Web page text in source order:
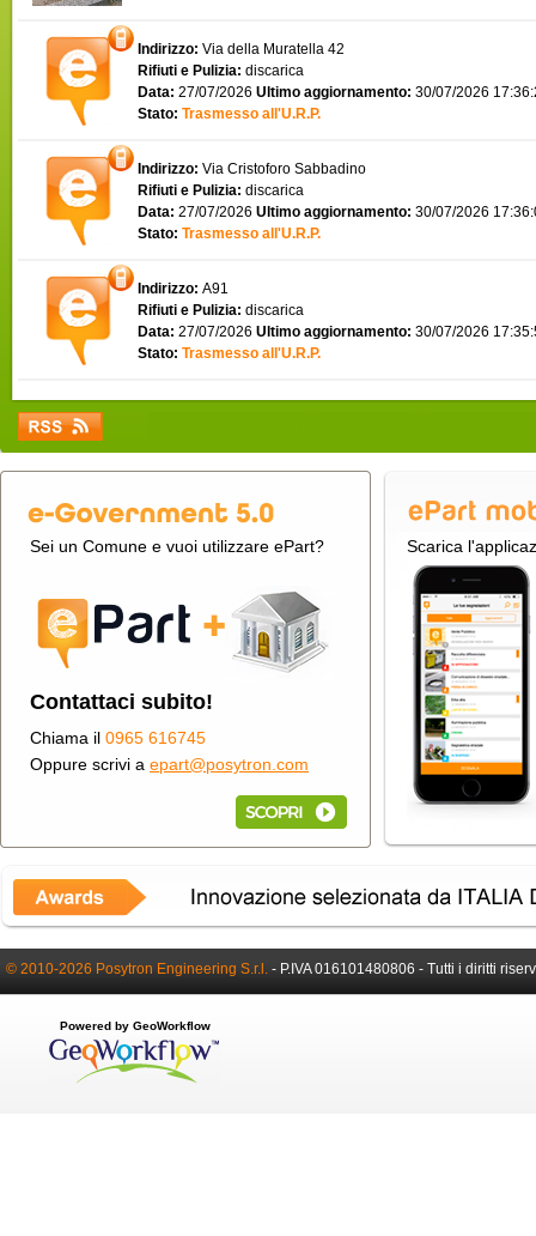
Indirizzo: Via della Muratella 42
Rifiuti e Pulizia: discarica
Data: 27/07/2026 Ultimo aggiornamento: 30/07/2026
Stato: Trasmesso all'U.R.P.
Indirizzo: Via Cristoforo Sabbadino
Rifiuti e Pulizia: discarica
Data: 27/07/2026 Ultimo aggiornamento: 30/07/2026
Stato: Trasmesso all'U.R.P.
Indirizzo: A91
Rifiuti e Pulizia: discarica
Data: 27/07/2026 Ultimo aggiornamento: 30/07/2026
Stato: Trasmesso all'U.R.P.
Sei un Comune e vuoi utilizzare ePart?
Contattaci subito!
Chiama il 0965 616745
Oppure scrivi a epart@posytron.com
Scarica
© 2010-2026 Posytron Engineering S.r.l. - P.IVA 016101480806 - Tutti i diritti
Powered by GeoWorkflow